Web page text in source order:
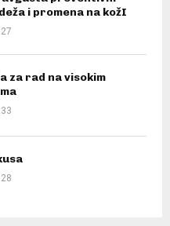
i promena na kožI
za rad na visokim